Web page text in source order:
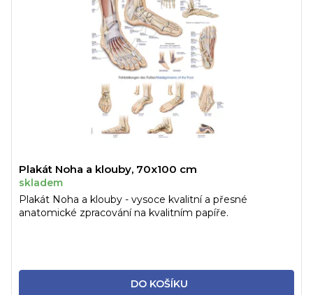
Plakát Noha a klouby, 70x100 cm
skladem
DO KOŠÍKU
Plakát Noha a klouby - vysoce kvalitní a přesné
anatomické zpracování na kvalitním papíře.